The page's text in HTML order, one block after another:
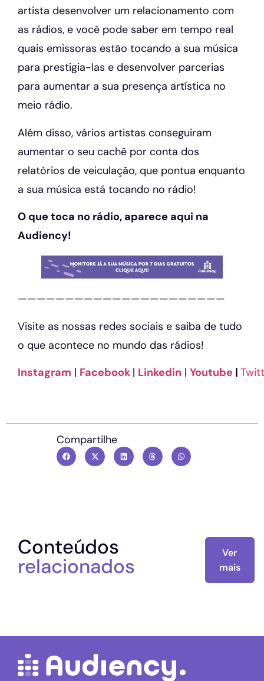
artista desenvolver um relacionamento com
as rádios, e você pode saber em tempo real
quais emissoras estão tocando a sua música
para prestigia-las e desenvolver parcerias
para aumentar a sua presença artística no
meio rádio.
Além disso, vários artistas conseguiram
aumentar o seu cachê por conta dos
relatórios de veiculação, que pontua enquanto
a sua música está tocando no rádio!
O que toca no rádio, aparece aqui na
Audiency!
——————————————————————
Visite as nossas redes sociais e saiba de tudo
o que acontece no mundo das rádios!
Instagram | Facebook | Linkedin | Youtube |
Compartilhe
Conteúdos
relacionados
Ver
mais